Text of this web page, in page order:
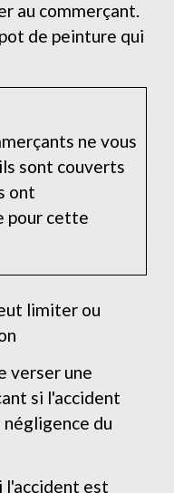
au commerçant.
de peinture qui
ne vous
sont couverts
ont
pour cette
limiter ou
verser une
si l'accident
négligence du
l'accident est